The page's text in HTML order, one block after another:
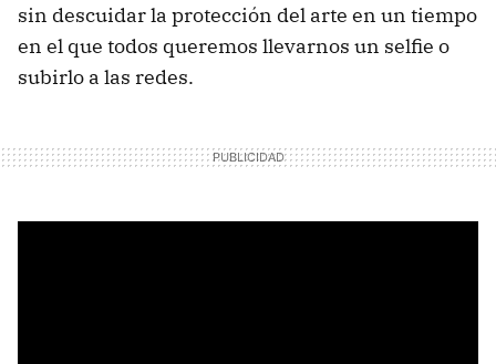
sin descuidar la protección del arte en un tiempo
en el que todos queremos llevarnos un selfie o
subirlo a las redes.